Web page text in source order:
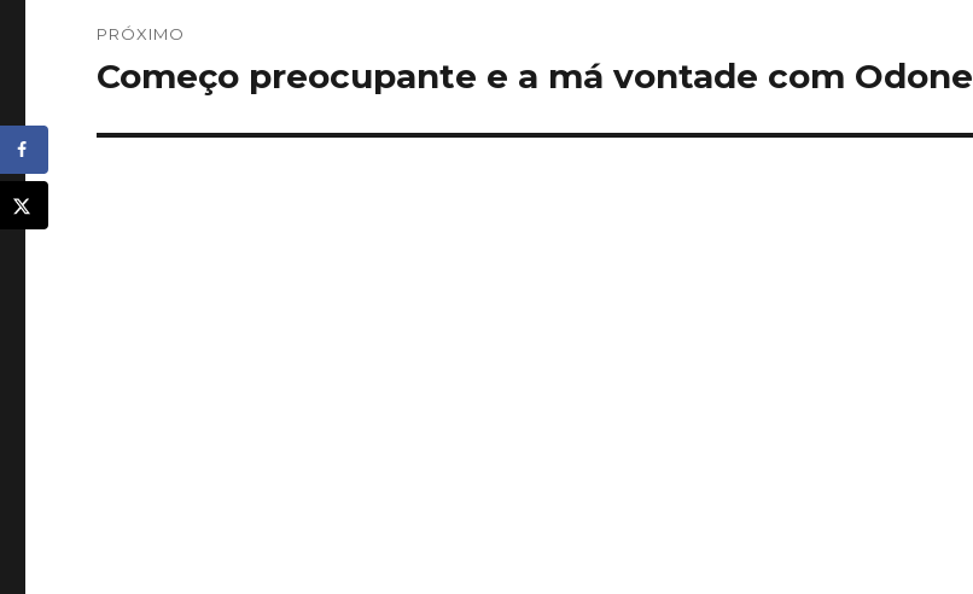
PRÓXIMO
Próximo
Começo preocupante e a má vontade com Odone